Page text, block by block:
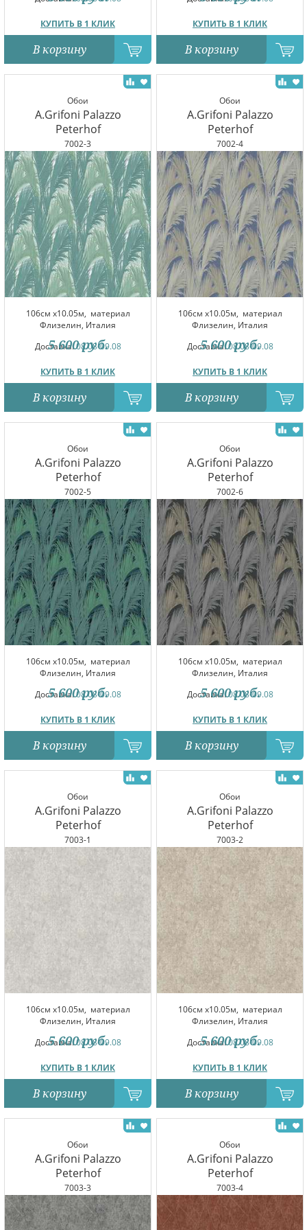
КУПИТЬ В 1 КЛИК
В корзину
КУПИТЬ В 1 КЛИК
В корзину
Обои
A.Grifoni Palazzo
Peterhof
7002-3
106см x10.05м, материал
Флизелин, Италия
Доставка:08.08-09.08
КУПИТЬ В 1 КЛИК
5 600 руб.
В корзину
Обои
A.Grifoni Palazzo
Peterhof
7002-4
106см x10.05м, материал
Флизелин, Италия
Доставка:08.08-09.08
КУПИТЬ В 1 КЛИК
5 600 руб.
В корзину
Обои
A.Grifoni Palazzo
Peterhof
7002-5
106см x10.05м, материал
Флизелин, Италия
Доставка:08.08-09.08
КУПИТЬ В 1 КЛИК
5 600 руб.
В корзину
Обои
A.Grifoni Palazzo
Peterhof
7002-6
106см x10.05м, материал
Флизелин, Италия
Доставка:08.08-09.08
КУПИТЬ В 1 КЛИК
5 600 руб.
В корзину
Обои
A.Grifoni Palazzo
Peterhof
7003-1
106см x10.05м, материал
Флизелин, Италия
Доставка:08.08-09.08
КУПИТЬ В 1 КЛИК
5 600 руб.
В корзину
Обои
A.Grifoni Palazzo
Peterhof
7003-2
106см x10.05м, материал
Флизелин, Италия
Доставка:08.08-09.08
КУПИТЬ В 1 КЛИК
5 600 руб.
В корзину
Обои
A.Grifoni Palazzo
Peterhof
7003-3
Обои
A.Grifoni Palazzo
Peterhof
7003-4